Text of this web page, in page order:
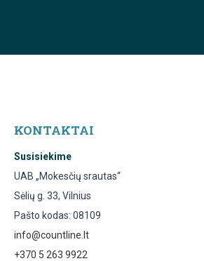
KONTAKTAI
Susisiekime
UAB „Mokesčių srautas“
Sėlių g. 33, Vilnius
Pašto kodas: 08109
info@countline.lt
+370 5 263 9922